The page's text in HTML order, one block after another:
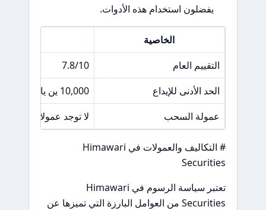
يفضلون استخدام هذه الأدوات.
الخاصية
التقييم العام
7.8/10
الحد الأدنى للإيداع
10,000 ين ياباني
عمولة السحب
لا توجد عمولات على
# التكاليف والعمولات في Himawari
Securities
تعتبر سياسة الرسوم في Himawari
Securities من العوامل البارزة التي تميزها عن